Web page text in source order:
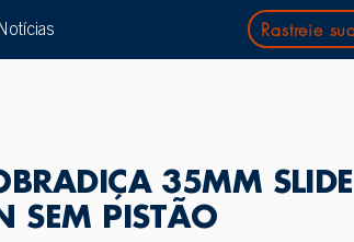
Notícias Rastreie
35MM SLIDE
SEM PISTÃO